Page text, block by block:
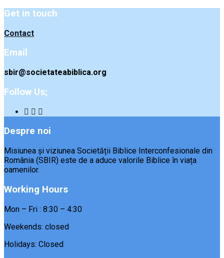
Get in touch
Contact
Email
sbir@societateabiblica.org
Follow Us;
Despre noi
Misiunea și viziunea Societății Biblice Interconfesionale din
România (SBIR) este de a aduce valorile Biblice în viața
oamenilor.
Working Hours
Mon – Fri : 8:30 – 4:30
Weekends: closed
Holidays: Closed